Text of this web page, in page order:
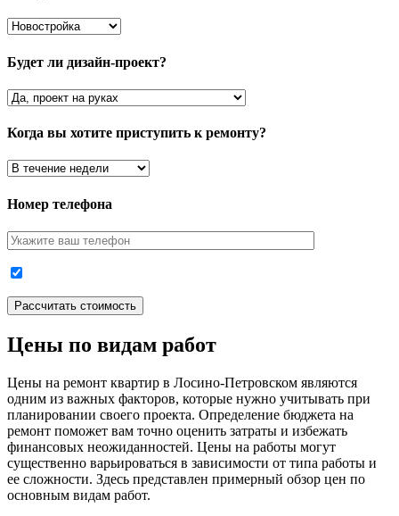
Будет ли дизайн-проект?
Когда вы хотите приступить к ремонту?
Номер телефона
Цены по видам работ
Цены на ремонт квартир в Лосино-Петровском являются
одним из важных факторов, которые нужно учитывать при
планировании своего проекта. Определение бюджета на
ремонт поможет вам точно оценить затраты и избежать
финансовых неожиданностей. Цены на работы могут
существенно варьироваться в зависимости от типа работы и
ее сложности. Здесь представлен примерный обзор цен по
основным видам работ.